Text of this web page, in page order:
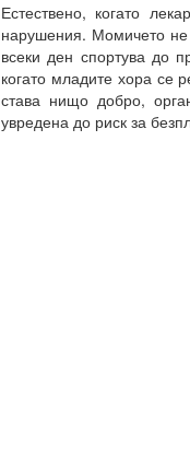
Естествено, когато
нарушения. Момичето
всеки ден спортува до
когато младите хора се
става нищо добро,
увредена до риск за